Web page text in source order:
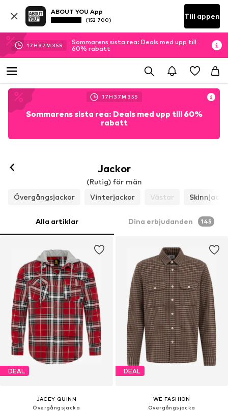
ABOUT YOU App
(152 700) Till appen
17H 37M 33S
Sommarens sista rea: Deals med upp till
60% rabatt
17H 37M 33S
Sommarens sista rea: Deals med upp till 60%
rabatt
Jackor
(Rutig) för män
Övergångsjackor
Vinterjackor Västar
Alla artiklar Dina erbjudanden 145
DEAL
JACEY QUINN
Övergångsjacka
DEAL
WE FASHION
Övergångsjacka